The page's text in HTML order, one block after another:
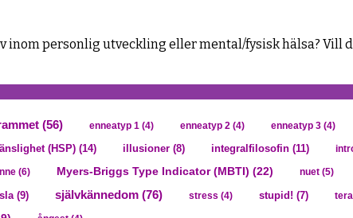
personlig utveckling eller mental/fysisk hälsa? Vill
(56) enneatyp 1 (4) enneatyp 2 (4) enneatyp 3 (4)
(HSP) (14) illusioner (8) integralfilosofin (11)
(6) Myers-Briggs Type Indicator (MBTI) (22) nuet (5)
(9) självkännedom (76) stress (4) stupid! (7)